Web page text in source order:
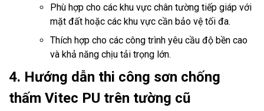
Phù hợp cho các khu vực chân tường tiếp giáp với
mặt đất hoặc các khu vực cần bảo vệ tối đa.
Thích hợp cho các công trình yêu cầu độ bền cao
và khả năng chịu tải trọng lớn.
4. Hướng dẫn thi công sơn chống
thấm Vitec PU trên tường cũ